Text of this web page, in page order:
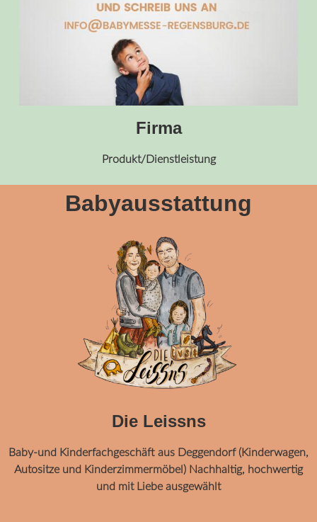
Firma
Produkt/Dienstleistung
Babyausstattung
Die Leissns
Baby-und Kinderfachgeschäft aus Deggendorf (Kinderwagen,
Autositze und Kinderzimmermöbel) Nachhaltig, hochwertig
und mit Liebe ausgewählt